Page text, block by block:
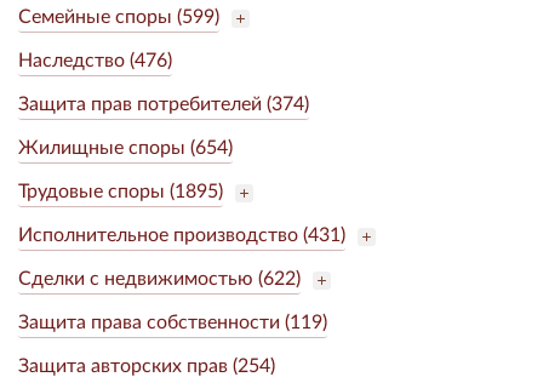
Семейные споры (599)
Наследство (476)
Защита прав потребителей (374)
Жилищные споры (654)
Трудовые споры (1895)
Исполнительное производство (431)
Сделки с недвижимостью (622)
Защита права собственности (119)
Защита авторских прав (254)